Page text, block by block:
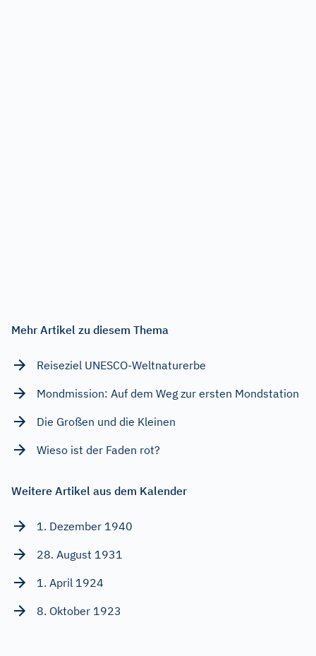
Mehr Artikel zu diesem Thema
Reiseziel UNESCO-Weltnaturerbe
Mondmission: Auf dem Weg zur ersten Mondstation
Die Großen und die Kleinen
Wieso ist der Faden rot?
Weitere Artikel aus dem Kalender
1. Dezember 1940
28. August 1931
1. April 1924
8. Oktober 1923